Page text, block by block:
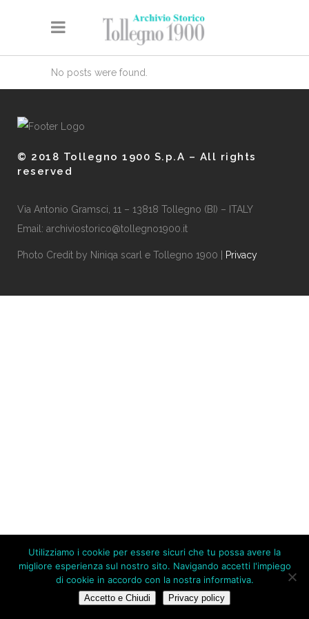
No posts were found.
© 2018 Tollegno 1900 S.p.A – All rights
reserved
Via Antonio Gramsci, 11 – 13818 Tollegno (BI) – ITALY
Email: archiviostorico@tollegno1900.it
Photo Credit by Niniqa scarl e Tollegno 1900 | Privacy
Utilizziamo i cookie per essere sicuri che tu possa avere la
migliore esperienza sul nostro sito. Navigando accetti l'impiego
di cookie in accordo con la nostra informativa.
Accetto e Chiudi Privacy policy